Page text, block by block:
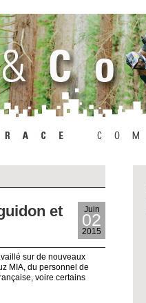
Juin
02
2015
et
sur de nouveaux
MIA, du personnel de
voire certains